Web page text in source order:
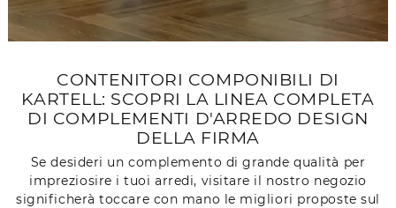
CONTENITORI COMPONIBILI DI
KARTELL: SCOPRI LA LINEA COMPLETA
DI COMPLEMENTI D'ARREDO DESIGN
DELLA FIRMA
Se desideri un complemento di grande qualità per
impreziosire i tuoi arredi, visitare il nostro negozio
significherà toccare con mano le migliori proposte sul